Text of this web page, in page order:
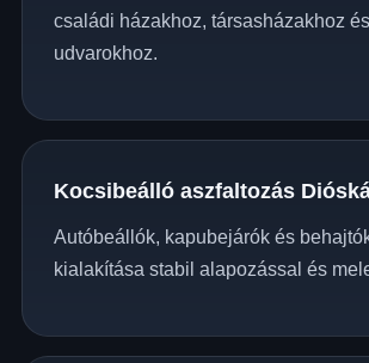
családi házakhoz, társasházakhoz
udvarokhoz.
Kocsibeálló aszfaltozás
Autóbeállók, kapubejárók és
kialakítása stabil alapozással és